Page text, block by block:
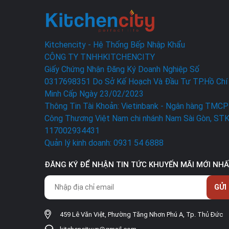
Kitchencity - Hệ Thống Bếp Nhập Khẩu
CÔNG TY TNHHKITCHENCITY
Giấy Chứng Nhận Đăng Ký Doanh Nghiệp Số
0317698351 Do Sở Kế Hoạch Và Đầu Tư TP.Hồ Chí
Minh Cấp Ngày 23/02/2023
Thông Tin Tài Khoản: Vietinbank - Ngân hàng TMCP
Công Thương Việt Nam chi nhánh Nam Sài Gòn, STK
117002934431
Quản lý kinh doanh: 0931 54 6888
ĐĂNG KÝ ĐỂ NHẬN TIN TỨC KHUYẾN MÃI MỚI
GỬI
459 Lê Văn Việt, Phường Tăng Nhơn Phú A, Tp. Thủ Đức